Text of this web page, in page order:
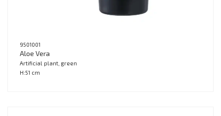
9501001
Aloe Vera
Artificial plant, green
H:51 cm